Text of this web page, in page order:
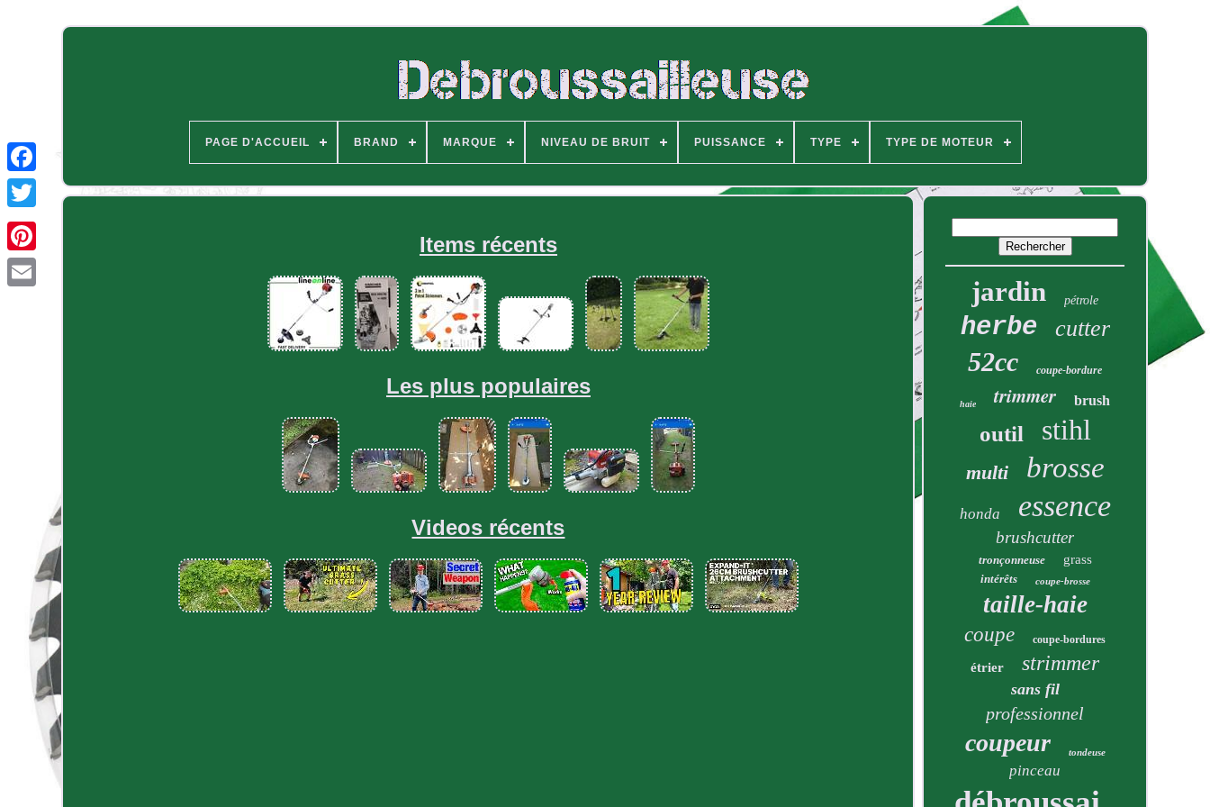
PAGE D'ACCUEIL BRAND MARQUE NIVEAU DE BRUIT PUISSANCE TYPE TYPE DE MOTEUR
Items récents
Les plus populaires
Videos récents
jardin pétrole
herbe cutter
52cc coupe-bordure
haie trimmer brush
outil stihl
multi brosse
honda essence
brushcutter
tronçonneuse grass
intérêts coupe-brosse
taille-haie
coupe coupe-bordures
étrier strimmer
sans fil
professionnel
coupeur tondeuse
pinceau